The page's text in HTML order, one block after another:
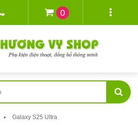
0
Galaxy S25 Ultra